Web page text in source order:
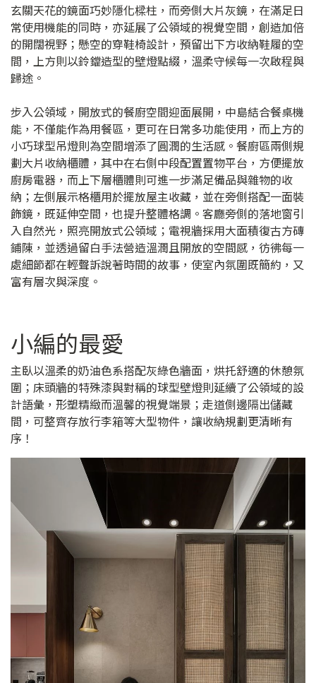
玄關天花的鏡面巧妙隱化樑柱，而旁側大片灰鏡，在滿足日
常使用機能的同時，亦延展了公領域的視覺空間，創造加倍
的開闊視野；懸空的穿鞋椅設計，預留出下方收納鞋履的空
間，上方則以鈴鐺造型的壁燈點綴，溫柔守候每一次啟程與
歸途。
步入公領域，開放式的餐廚空間迎面展開，中島結合餐桌機
能，不僅能作為用餐區，更可在日常多功能使用，而上方的
小巧球型吊燈則為空間增添了圓潤的生活感。餐廚區兩側規
劃大片收納櫃體，其中在右側中段配置置物平台，方便擺放
廚房電器，而上下層櫃體則可進一步滿足備品與雜物的收
納；左側展示格櫃用於擺放屋主收藏，並在旁側搭配一面裝
飾鏡，既延伸空間，也提升整體格調。客廳旁側的落地窗引
入自然光，照亮開放式公領域；電視牆採用大面積復古方磚
鋪陳，並透過留白手法營造溫潤且開放的空間感，彷彿每一
處細節都在輕聲訴說著時間的故事，使室內氛圍既簡約，又
富有層次與深度。
小編的最愛
主臥以溫柔的奶油色系搭配灰綠色牆面，烘托舒適的休憩氛
圍；床頭牆的特殊漆與對稱的球型壁燈則延續了公領域的設
計語彙，形塑精緻而溫馨的視覺端景；走道側邊隔出儲藏
間，可整齊存放行李箱等大型物件，讓收納規劃更清晰有
序！